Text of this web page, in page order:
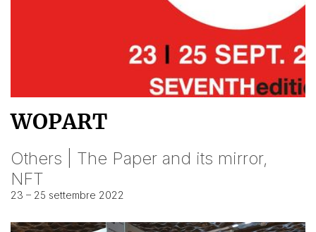
WOPART
Others | The Paper and its mirror,
NFT
23 – 25 settembre 2022